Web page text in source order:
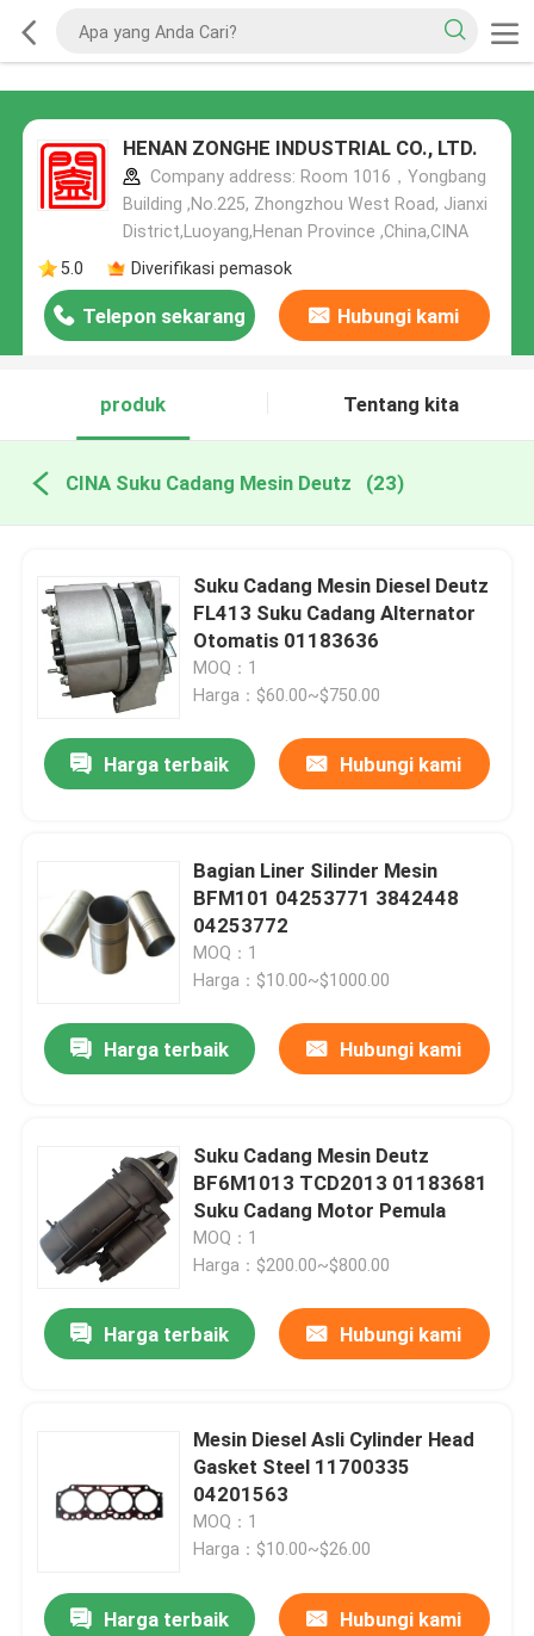
HENAN ZONGHE INDUSTRIAL CO., LTD.
Company address: Room 1016，Yongbang
Building ,No.225, Zhongzhou West Road, Jianxi
District,Luoyang,Henan Province ,China,CINA
5.0
Diverifikasi pemasok
Telepon sekarang Hubungi kami
produk Tentang kita
CINA Suku Cadang Mesin Deutz (23)
Suku Cadang Mesin Diesel Deutz
FL413 Suku Cadang Alternator
Otomatis 01183636
MOQ：1
Harga：$60.00~$750.00
Harga terbaik Hubungi kami
Bagian Liner Silinder Mesin
BFM101 04253771 3842448
04253772
MOQ：1
Harga：$10.00~$1000.00
Harga terbaik Hubungi kami
Suku Cadang Mesin Deutz
BF6M1013 TCD2013 01183681
Suku Cadang Motor Pemula
MOQ：1
Harga：$200.00~$800.00
Harga terbaik Hubungi kami
Mesin Diesel Asli Cylinder Head
Gasket Steel 11700335
04201563
MOQ：1
Harga：$10.00~$26.00
Harga terbaik Hubungi kami